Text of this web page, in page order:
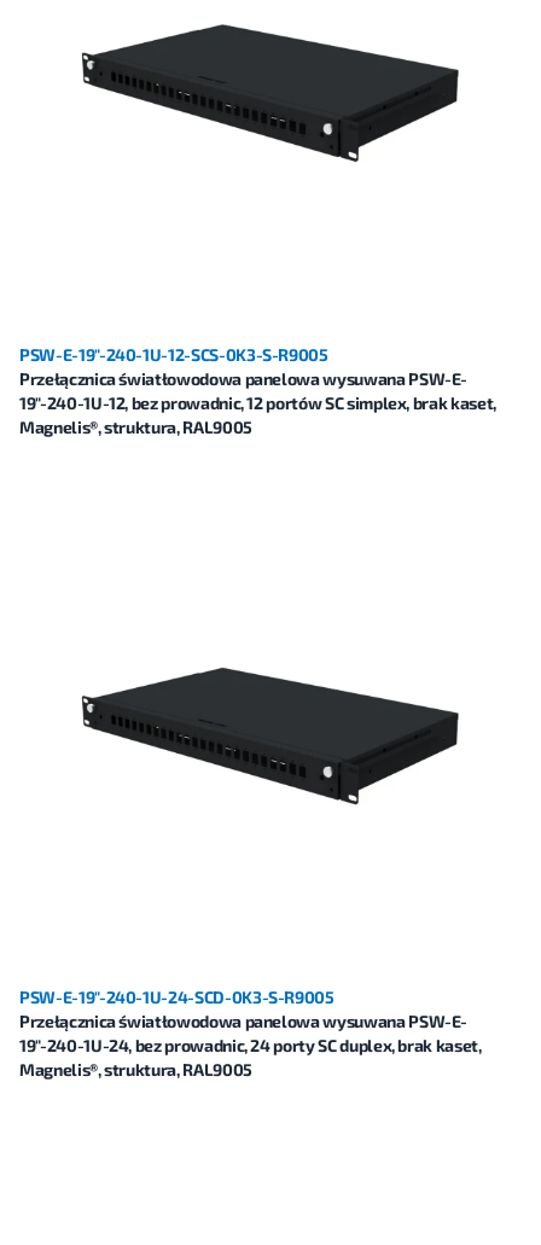
PSW-E-19"-240-1U-12-SCS-0K3-S-R9005
Przełącznica światłowodowa panelowa wysuwana PSW-E-
19"-240-1U-12, bez prowadnic, 12 portów SC simplex, brak kaset,
Magnelis®, struktura, RAL9005
PSW-E-19"-240-1U-24-SCD-0K3-S-R9005
Przełącznica światłowodowa panelowa wysuwana PSW-E-
19"-240-1U-24, bez prowadnic, 24 porty SC duplex, brak kaset,
Magnelis®, struktura, RAL9005